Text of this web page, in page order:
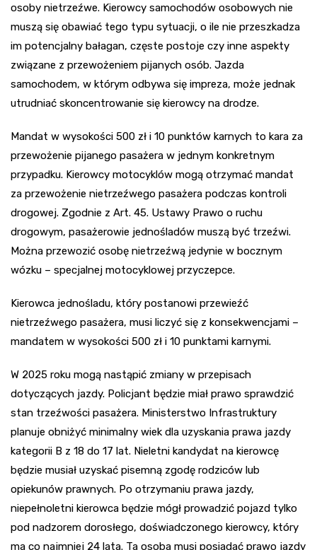
osoby nietrzeźwe. Kierowcy samochodów osobowych nie
muszą się obawiać tego typu sytuacji, o ile nie przeszkadza
im potencjalny bałagan, częste postoje czy inne aspekty
związane z przewożeniem pijanych osób. Jazda
samochodem, w którym odbywa się impreza, może jednak
utrudniać skoncentrowanie się kierowcy na drodze.
Mandat w wysokości 500 zł i 10 punktów karnych to kara za
przewożenie pijanego pasażera w jednym konkretnym
przypadku. Kierowcy motocyklów mogą otrzymać mandat
za przewożenie nietrzeźwego pasażera podczas kontroli
drogowej. Zgodnie z Art. 45. Ustawy Prawo o ruchu
drogowym, pasażerowie jednośladów muszą być trzeźwi.
Można przewozić osobę nietrzeźwą jedynie w bocznym
wózku – specjalnej motocyklowej przyczepce.
Kierowca jednośladu, który postanowi przewieźć
nietrzeźwego pasażera, musi liczyć się z konsekwencjami –
mandatem w wysokości 500 zł i 10 punktami karnymi.
W 2025 roku mogą nastąpić zmiany w przepisach
dotyczących jazdy. Policjant będzie miał prawo sprawdzić
stan trzeźwości pasażera. Ministerstwo Infrastruktury
planuje obniżyć minimalny wiek dla uzyskania prawa jazdy
kategorii B z 18 do 17 lat. Nieletni kandydat na kierowcę
będzie musiał uzyskać pisemną zgodę rodziców lub
opiekunów prawnych. Po otrzymaniu prawa jazdy,
niepełnoletni kierowca będzie mógł prowadzić pojazd tylko
pod nadzorem dorosłego, doświadczonego kierowcy, który
ma co najmniej 24 lata. Ta osoba musi posiadać prawo jazdy